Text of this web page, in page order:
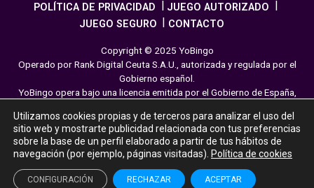
POLÍTICA DE PRIVACIDAD
JUEGO AUTORIZADO
JUEGO SEGURO
CONTACTO
Copyright © 2025 YoBingo
Operado por Rank Digital Ceuta S.A.U., autorizada y regulada por el
Gobierno español.
YoBingo opera bajo una licencia emitida por el Gobierno de España,
responsabilidad en los juegos online. El juego es una forma de
entretenimiento cuya finalidad es ofrecer diversión y emoción a los
jugadores en nuestra página web. Juega con moderación siguiendo
las pautas recomendadas para el juego responsable.
Utilizamos cookies propias y de terceros para analizar el uso del
sitio web y mostrarte publicidad relacionada con tus preferencias
sobre la base de un perfil elaborado a partir de tus hábitos de
navegación (por ejemplo, páginas visitadas). Política de cookies
ACEPTAR
RECHAZAR
CONFIGURACIÓN